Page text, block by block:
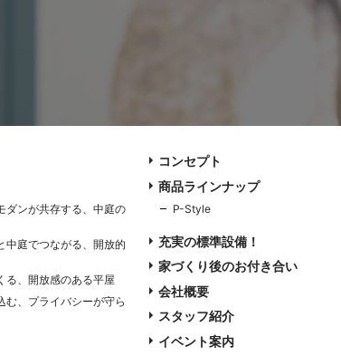
ダンが共存する、中庭の
中庭でつながる、開放的
る、開放感のある平屋
む、プライバシーが守ら
コンセプト
商品ラインナップ
P-Style
充実の標準設備！
家づくり後のお付き合い
会社概要
スタッフ紹介
イベント案内